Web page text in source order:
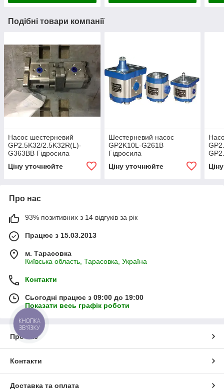
Подібні товари компанії
Насос шестерневий
GP2.5K32/2.5K32R(L)-
G363BB Гідросила
Ціну уточнюйте
Шестерневий насос
GP2K10L-G261B
Гідросила
Ціну уточнюйте
Про нас
93% позитивних з 14 відгуків за рік
Працює з 15.03.2013
м. Тарасовка
Київська область, Тарасовка, Україна
Контакти
Сьогодні працює з 09:00 до 19:00
Показати весь графік роботи
Про нас
Контакти
Доставка та оплата
КНОПКА
ЗВ'ЯЗКУ